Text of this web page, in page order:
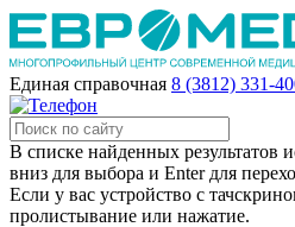
Единая справочная 8 (3812) 331-
В списке найденных результатов
вниз для выбора и Enter для
Если у вас устройство с
пролистывание или нажатие.